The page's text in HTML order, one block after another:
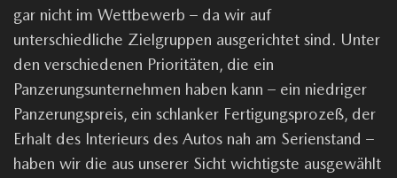
gar nicht im Wettbewerb – da wir auf
unterschiedliche Zielgruppen ausgerichtet sind. Unter
den verschiedenen Prioritäten, die ein
Panzerungsunternehmen haben kann – ein niedriger
Panzerungspreis, ein schlanker Fertigungsprozeß, der
Erhalt des Interieurs des Autos nah am Serienstand –
haben wir die aus unserer Sicht wichtigste ausgewählt